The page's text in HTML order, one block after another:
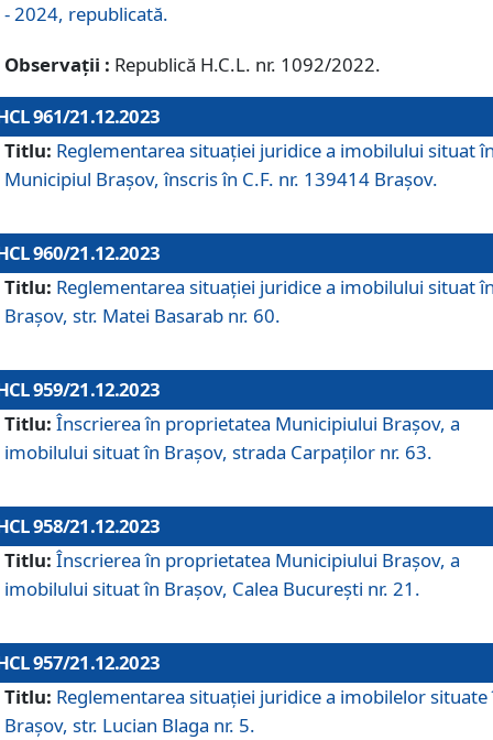
- 2024, republicată.
Observații : Republică H.C.L. nr. 1092/2022.
961/21.12.2023
Titlu: Reglementarea situației juridice a imobilului situat
Municipiul Brașov, înscris în C.F. nr. 139414 Brașov.
960/21.12.2023
Titlu: Reglementarea situației juridice a imobilului situat
Brașov, str. Matei Basarab nr. 60.
959/21.12.2023
Titlu: Înscrierea în proprietatea Municipiului Brașov, a
imobilului situat în Brașov, strada Carpaților nr. 63.
958/21.12.2023
Titlu: Înscrierea în proprietatea Municipiului Brașov, a
imobilului situat în Brașov, Calea București nr. 21.
957/21.12.2023
Titlu: Reglementarea situației juridice a imobilelor situate
Brașov, str. Lucian Blaga nr. 5.